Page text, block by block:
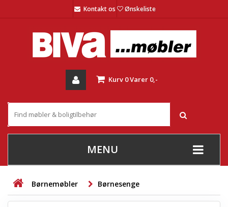
Kontakt os Ønskeliste
Kurv 0Varer 0,-
MENU
+
STUE
Børnemøbler Børnesenge